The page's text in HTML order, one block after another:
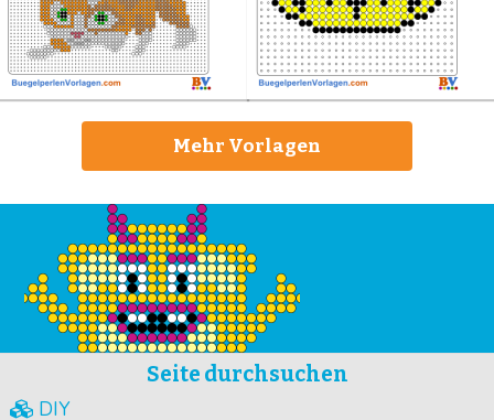
Mehr Vorlagen
Seite durchsuchen
DIY